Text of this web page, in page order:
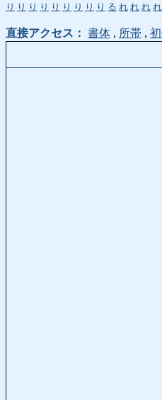
り り り り り り り り り る れ れ れ れ
直接アクセス： 書体 , 所帯 ,